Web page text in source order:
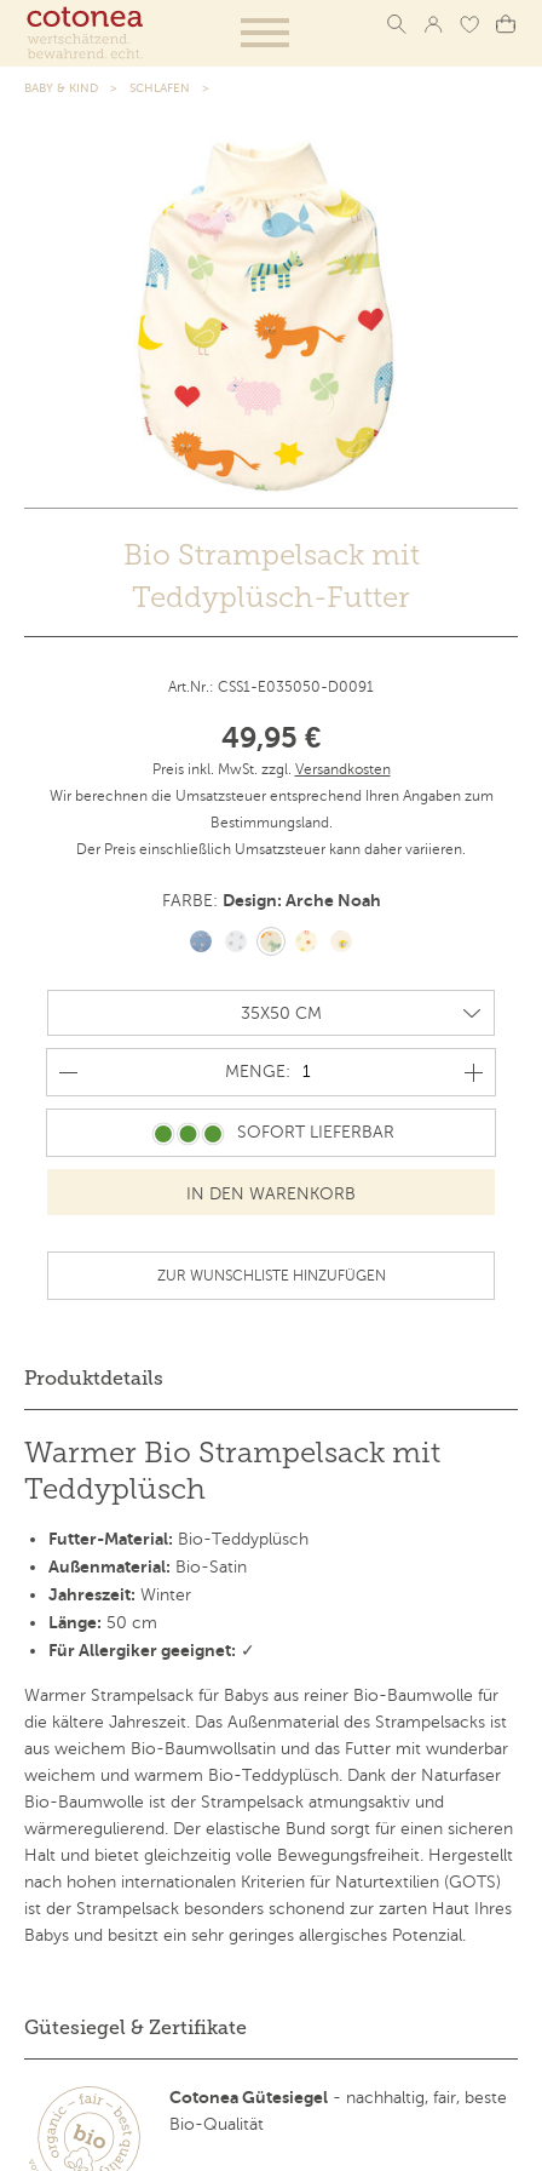
BABY & KIND SCHLAFEN
Bio Strampelsack mit
Teddyplüsch-Futter
Art.Nr.: CSS1-E035050-D0091
49,95 €
Preis inkl. MwSt. zzgl. Versandkosten
Wir berechnen die Umsatzsteuer entsprechend Ihren Angaben zum
Bestimmungsland.
Der Preis einschließlich Umsatzsteuer kann daher variieren.
FARBE: Design: Arche Noah
MENGE: MENGE
SOFORT LIEFERBAR
ZUR WUNSCHLISTE HINZUFÜGEN
Produktdetails
Warmer Bio Strampelsack mit
Teddyplüsch
Futter-Material: Bio-Teddyplüsch
Außenmaterial: Bio-Satin
Jahreszeit: Winter
Länge: 50 cm
Für Allergiker geeignet: ✓
Warmer Strampelsack für Babys aus reiner Bio-Baumwolle für
die kältere Jahreszeit. Das Außenmaterial des Strampelsacks ist
aus weichem Bio-Baumwollsatin und das Futter mit wunderbar
weichem und warmem Bio-Teddyplüsch. Dank der Naturfaser
Bio-Baumwolle ist der Strampelsack atmungsaktiv und
wärmeregulierend. Der elastische Bund sorgt für einen sicheren
Halt und bietet gleichzeitig volle Bewegungsfreiheit. Hergestellt
nach hohen internationalen Kriterien für Naturtextilien (GOTS)
ist der Strampelsack besonders schonend zur zarten Haut Ihres
Babys und besitzt ein sehr geringes allergisches Potenzial.
Gütesiegel & Zertifikate
Cotonea Gütesiegel - nachhaltig, fair, beste
Bio-Qualität